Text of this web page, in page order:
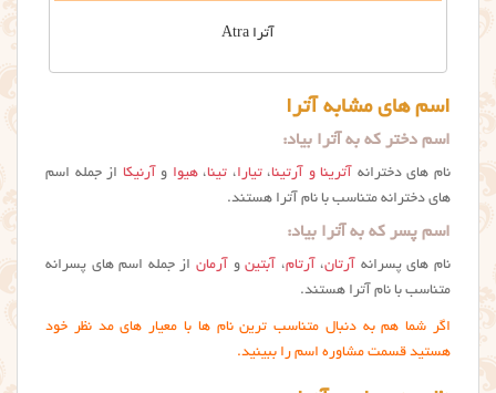
آترا Atra
اسم های مشابه آترا
اسم دختر که به آترا بیاد:
نام های دخترانه آترینا و آرتینا،تیارا، تینا،هیوا و آرنیکا از جمله اسم
های دخترانه متناسب با نام آترا هستند.
اسم پسر که به آترا بیاد:
نام های پسرانه آرتان، آرتام، آبتینو آرمان از جمله اسم های پسرانه
متناسب با نام آترا هستند.
اگر شما هم به دنبال متناسب ترین نام ها با معیار های مد نظر خود
هستید قسمت مشاوره اسم را ببینید.